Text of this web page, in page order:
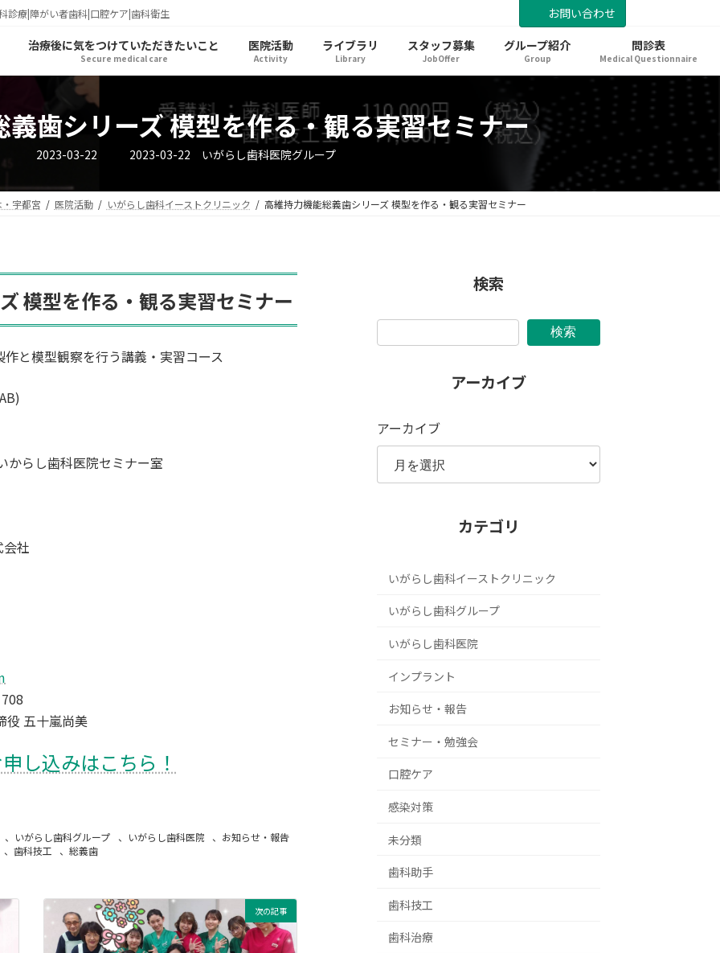
診療|障がい者歯科|口腔ケア|歯科衛生
お問い合わせ
治療後に気をつけていただきたいこと
Secure medical care
医院活動
Activity
ライブラリ
Library
スタッフ募集
JobOffer
グループ紹介
Group
問診表
Medical Questionnaire
歯シリーズ 模型を作る・観る実習セミナー
2023-03-22 最
新
日
時
2023-03-22 いがらし歯科医院グループ
宇都宮 医院活動 いがらし歯科イーストクリニック 高維持力機能総義歯シリーズ 模型を作る・観る実習セミナー
模型を作る・観る実習セミナー
と模型観察を行う講義・実習コース
からし歯科医院セミナー室
社
役 五十嵐尚美
し込みはこちら！
、 いがらし歯科グループ 、 いがらし歯科医院 、 お知らせ・報告
、 歯科技工 、総義歯
次の記事
検索
検索
アーカイブ
アーカイブ
カテゴリ
いがらし歯科イーストクリニック
いがらし歯科グループ
いがらし歯科医院
インプラント
お知らせ・報告
セミナー・勉強会
口腔ケア
感染対策
未分類
歯科助手
歯科技工
歯科治療